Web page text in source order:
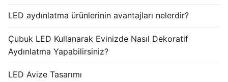
LED aydınlatma ürünlerinin avantajları nelerdir?
Çubuk LED Kullanarak Evinizde Nasıl Dekoratif
Aydınlatma Yapabilirsiniz?
LED Avize Tasarımı